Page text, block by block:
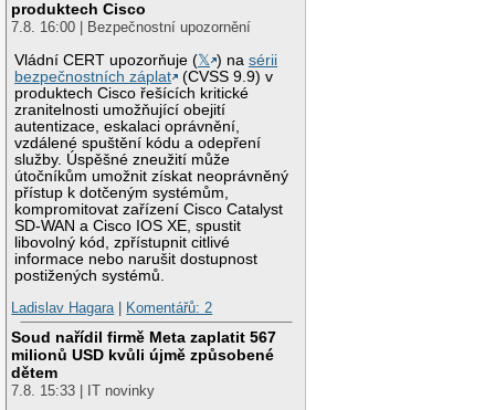
produktech Cisco
7.8. 16:00 | Bezpečnostní upozornění
Vládní CERT upozorňuje (𝕏 ) nasérii
bezpečnostních záplat
(CVSS 9.9) v
produktech Cisco řešících kritické
zranitelnosti umožňující obejití
autentizace, eskalaci oprávnění,
vzdálené spuštění kódu a odepření
služby. Úspěšné zneužití může
útočníkům umožnit získat neoprávněný
přístup k dotčeným systémům,
kompromitovat zařízení Cisco Catalyst
SD-WAN a Cisco IOS XE, spustit
libovolný kód, zpřístupnit citlivé
informace nebo narušit dostupnost
postižených systémů.
Ladislav Hagara| Komentářů: 2
Soud nařídil firmě Meta zaplatit 567
milionů USD kvůli újmě způsobené
dětem
7.8. 15:33 | IT novinky